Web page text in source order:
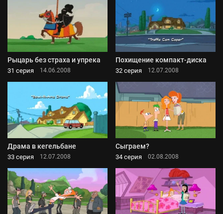
Рыцарь без страха и упрека
31 серия 14.06.2008
Похищение компакт-диска
32 серия 12.07.2008
Драма в кегельбане
33 серия 12.07.2008
Сыграем?
34 серия 02.08.2008